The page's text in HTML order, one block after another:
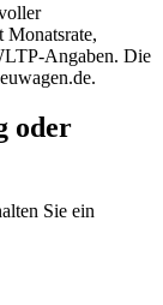
Monatsrate,
Angaben. Die
oder
Sie ein